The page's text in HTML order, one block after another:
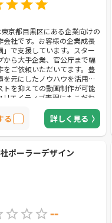
京都目黒区にある企業向けの
会社です。お客様の企業成長
」で支援しています。スター
から大手企業、官公庁まで幅
をご依頼いただいてます。豊
を元にしたノウハウを活用
トを抑えての動画制作が可能
リエイティブ表現にもこだわ
、お客様に成果を実感してい
動画制作にこだわっていま
る 詳しく見る
ポーラーデザイン
--